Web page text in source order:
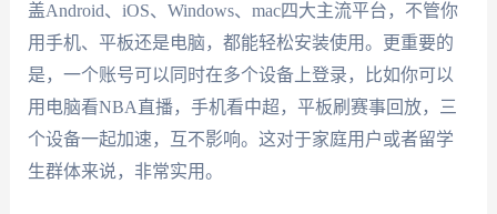
盖Android、iOS、Windows、mac四大主流平台，不管你
用手机、平板还是电脑，都能轻松安装使用。更重要的
是，一个账号可以同时在多个设备上登录，比如你可以
用电脑看NBA直播，手机看中超，平板刷赛事回放，三
个设备一起加速，互不影响。这对于家庭用户或者留学
生群体来说，非常实用。